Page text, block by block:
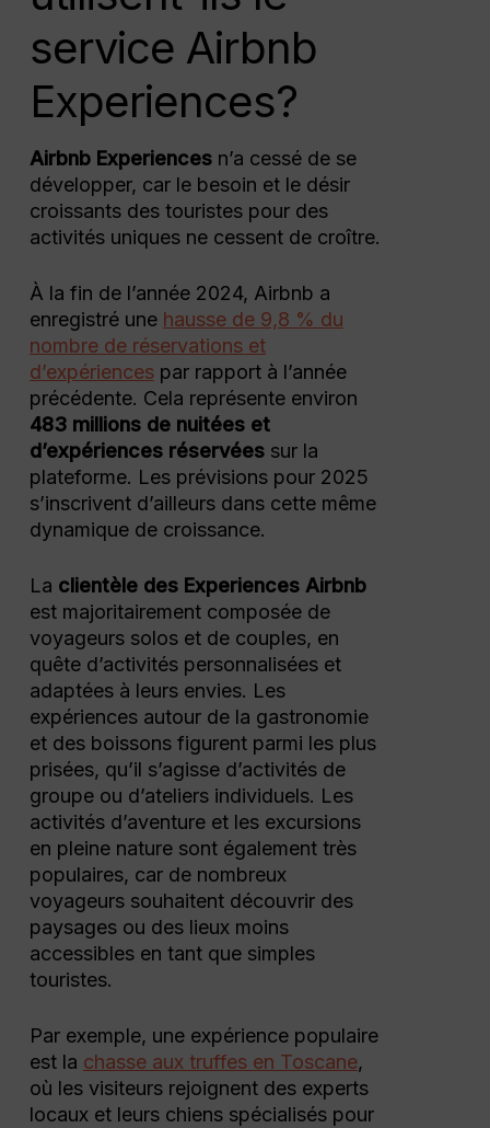
service Airbnb
Experiences?
Airbnb Experiencesn’a cessé de se
développer, car le besoin et le désir
croissants des touristes pour des
activités uniques ne cessent de croître.
À la fin de l’année 2024, Airbnb a
enregistré une hausse de 9,8 % du
nombre de réservations et
d’expériencespar rapport à l’année
précédente. Cela représente environ
483 millions de nuitées et
d’expériences réservéessur la
plateforme. Les prévisions pour 2025
s’inscrivent d’ailleurs dans cette même
dynamique de croissance.
La clientèle des Experiences Airbnb
est majoritairement composée de
voyageurs solos et de couples, en
quête d’activités personnalisées et
adaptées à leurs envies. Les
expériences autour de la gastronomie
et des boissons figurent parmi les plus
prisées, qu’il s’agisse d’activités de
groupe ou d’ateliers individuels. Les
activités d’aventure et les excursions
en pleine nature sont également très
populaires, car de nombreux
voyageurs souhaitent découvrir des
paysages ou des lieux moins
accessibles en tant que simples
touristes.
Par exemple, une expérience populaire
est la chasse aux truffes en Toscane,
où les visiteurs rejoignent des experts
locaux et leurs chiens spécialisés pour